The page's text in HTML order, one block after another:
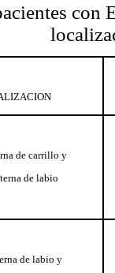
con
de carrillo y
de labio
de labio y